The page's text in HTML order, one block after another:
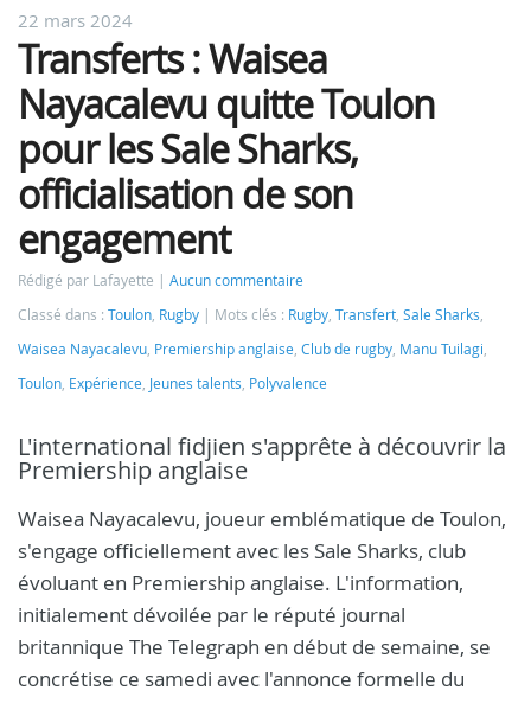
22 mars 2024
Transferts : Waisea
Nayacalevu quitte Toulon
pour les Sale Sharks,
officialisation de son
engagement
Rédigé par Lafayette
Aucun commentaire
Classé dans : Toulon, Rugby Mots clés : Rugby, Transfert, Sale Sharks,
Waisea Nayacalevu, Premiership anglaise, Club de rugby, Manu Tuilagi,
Toulon, Expérience, Jeunes talents, Polyvalence
L'international fidjien s'apprête à découvrir la
Premiership anglaise
Waisea Nayacalevu, joueur emblématique de Toulon,
s'engage officiellement avec les Sale Sharks, club
évoluant en Premiership anglaise. L'information,
initialement dévoilée par le réputé journal
britannique The Telegraph en début de semaine, se
concrétise ce samedi avec l'annonce formelle du